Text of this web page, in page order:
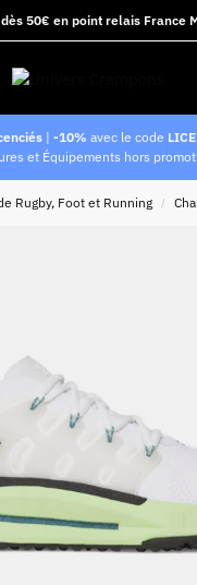
50€ en point relais France
| -10% avec le code
et Équipements hors
Rugby, Foot et Running /